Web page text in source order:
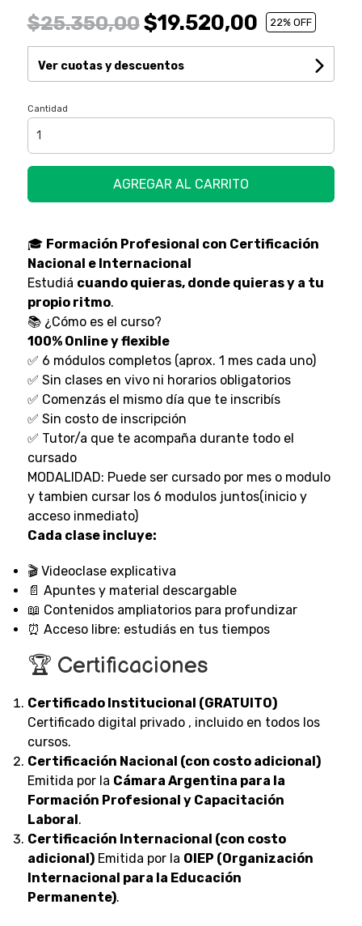
$25.350,00$19.520,00 22% OFF
Ver cuotas y descuentos
Cantidad
AGREGAR AL CARRITO
🎓 Formación Profesional con Certificación
Nacional e Internacional
Estudiá cuando quieras, donde quieras y a tu
propio ritmo.
📚 ¿Cómo es el curso?
100% Online y flexible
✅ 6 módulos completos (aprox. 1 mes cada uno)
✅ Sin clases en vivo ni horarios obligatorios
✅ Comenzás el mismo día que te inscribís
✅ Sin costo de inscripción
✅ Tutor/a que te acompaña durante todo el
cursado
MODALIDAD: Puede ser cursado por mes o modulo
y tambien cursar los 6 modulos juntos(inicio y
acceso inmediato)
Cada clase incluye:
🎬 Videoclase explicativa
📄 Apuntes y material descargable
📖 Contenidos ampliatorios para profundizar
⏰ Acceso libre: estudiás en tus tiempos
🏆 Certificaciones
Certificado Institucional (GRATUITO)
Certificado digital privado , incluido en todos los
cursos.
Certificación Nacional (con costo adicional)
Emitida por la Cámara Argentina para la
Formación Profesional y Capacitación
Laboral.
Certificación Internacional (con costo
adicional)Emitida por la OIEP (Organización
Internacional para la Educación
Permanente).